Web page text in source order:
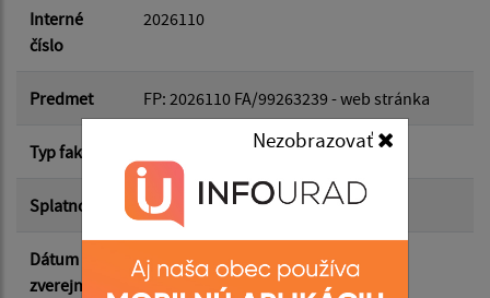
Nezobrazovať
Dátum do:
Suma od:
Suma do:
Filtrovať Reset
Interné
číslo
2026110
Predmet FP: 2026110 FA/99263239 - web stránka
Typ faktúry
Splatnosť 05.06.2026
Dátum
zverejnenia
02.07.2026